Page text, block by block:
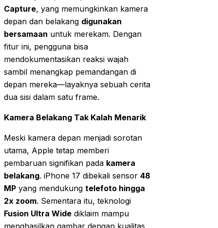
Capture, yang memungkinkan kamera
depan dan belakang digunakan
bersamaan untuk merekam. Dengan
fitur ini, pengguna bisa
mendokumentasikan reaksi wajah
sambil menangkap pemandangan di
depan mereka—layaknya sebuah cerita
dua sisi dalam satu frame.
Kamera Belakang Tak Kalah Menarik
Meski kamera depan menjadi sorotan
utama, Apple tetap memberi
pembaruan signifikan pada kamera
belakang. iPhone 17 dibekali sensor 48
MP yang mendukung telefoto hingga
2x zoom. Sementara itu, teknologi
Fusion Ultra Wide diklaim mampu